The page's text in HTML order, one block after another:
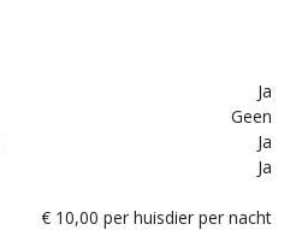
Ja
Geen
Ja
Ja
€ 10,00 per huisdier per nacht